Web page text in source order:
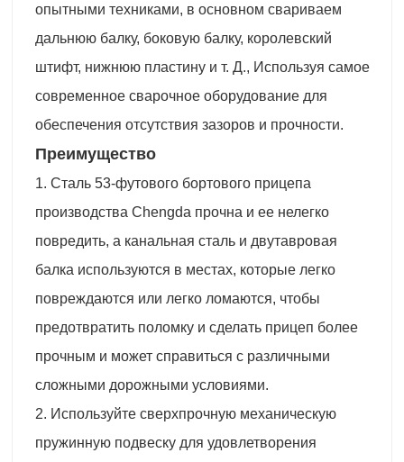
опытными техниками, в основном свариваем
дальнюю балку, боковую балку, королевский
штифт, нижнюю пластину и т. Д., Используя самое
современное сварочное оборудование для
обеспечения отсутствия зазоров и прочности.
Преимущество
1. Сталь 53-футового бортового прицепа
производства Chengda прочна и ее нелегко
повредить, а канальная сталь и двутавровая
балка используются в местах, которые легко
повреждаются или легко ломаются, чтобы
предотвратить поломку и сделать прицеп более
прочным и может справиться с различными
сложными дорожными условиями.
2. Используйте сверхпрочную механическую
пружинную подвеску для удовлетворения